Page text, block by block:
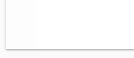
besoin ou dans le
dispose d'un capital
des prêts particuliers
long terme allant de